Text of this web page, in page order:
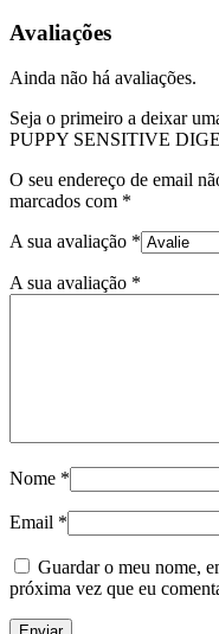
Avaliações
Ainda não há avaliações.
Seja o primeiro a deixar
PUPPY SENSITIVE
O seu endereço de email
marcados com *
A sua avaliação *
A sua avaliação *
Nome *
Email *
Guardar o meu nome,
próxima vez que eu